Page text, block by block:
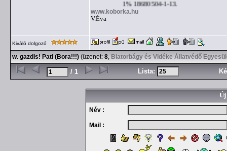
1% 18680504-1-13.
www.koborka.hu
V.Éva
Kiváló dolgozó
w. gazdis! Pati (Bora!!!) (üzenet: 8, Biatorbágy és Vidéke Állatvédő
/ 1 Lista:
Új
Név :
Mail :